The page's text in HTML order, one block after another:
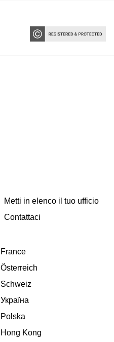
Metti in elenco il tuo ufficio
Contattaci
France
Österreich
Schweiz
Україна
Polska
Hong Kong